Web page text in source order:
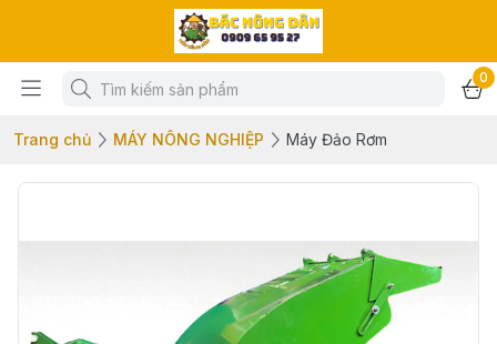
0
Trang chủ MÁY NÔNG NGHIỆP Máy Đảo Rơm